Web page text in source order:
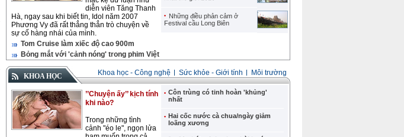
diễn viên Tăng Thanh
Hà, ngay sau khi biết tin, Idol năm 2007
Phương Vy đã rất thẳng thẳn trò chuyện về
sự cố hàng nhái của mình.
Những điều phản cảm ở
Festival cầu Long Biên
Tom Cruise làm xiếc độ cao 900m
Bỏng mắt với 'cảnh nóng' trong phim Việt
KHOA HỌC Khoa học - Công nghệ Sức khỏe - Giới tính Môi trường
’’Chuyện ấy’’ kịch tính
khi nào?
Trong những tình
cảnh "éo le", ngọn lửa
Côn trùng có tinh hoàn 'khủng'
nhất
Hai cốc nước cà chua/ngày giảm
loãng xương